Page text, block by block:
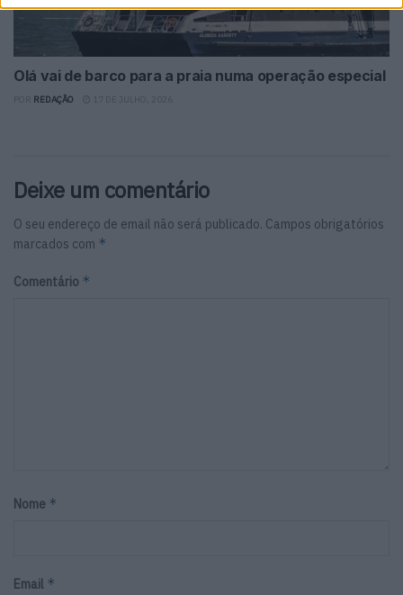
Olá vai de barco para a praia numa operação especial
REDAÇÃO
Deixe um comentário
O seu endereço de email não será publicado. Campos obrigatórios
marcados com *
Comentário *
Nome *
Email *